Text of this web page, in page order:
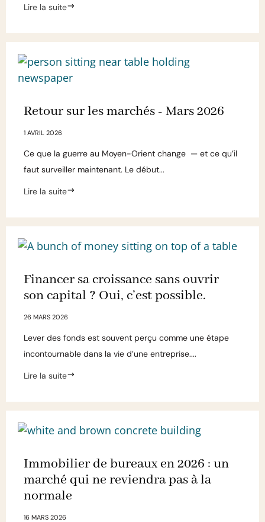
Lire la suite
Retour sur les marchés - Mars 2026
1 AVRIL 2026
Ce que la guerre au Moyen-Orient change — et ce qu’il
faut surveiller maintenant. Le début...
Lire la suite
Financer sa croissance sans ouvrir
son capital ? Oui, c’est possible.
26 MARS 2026
Lever des fonds est souvent perçu comme une étape
incontournable dans la vie d’une entreprise....
Lire la suite
Immobilier de bureaux en 2026 : un
marché qui ne reviendra pas à la
normale
16 MARS 2026